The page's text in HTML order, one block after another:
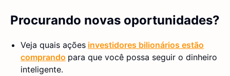
Procurando novas oportunidades?
Veja quais ações investidores bilionários estão
comprando para que você possa seguir o dinheiro
inteligente.